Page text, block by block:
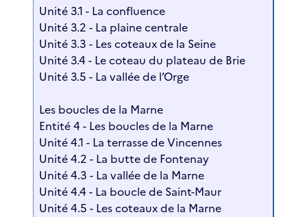
Unité 3.1 - La confluence
Unité 3.2 - La plaine centrale
Unité 3.3 - Les coteaux de la Seine
Unité 3.4 - Le coteau du plateau de Brie
Unité 3.5 - La vallée de l’Orge
Les boucles de la Marne
Entité 4 - Les boucles de la Marne
Unité 4.1 - La terrasse de Vincennes
Unité 4.2 - La butte de Fontenay
Unité 4.3 - La vallée de la Marne
Unité 4.4 - La boucle de Saint-Maur
Unité 4.5 - Les coteaux de la Marne